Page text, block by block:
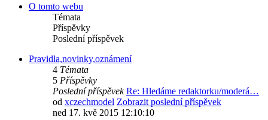
O tomto webu
Témata
Příspěvky
Poslední příspěvek
Pravidla,novinky,oznámení
4 Témata
5 Příspěvky
Poslední příspěvek Re: Hledáme redaktorku/moderá…
od xczechmodel Zobrazit poslední příspěvek
ned 17. kvě 2015 12:10:10